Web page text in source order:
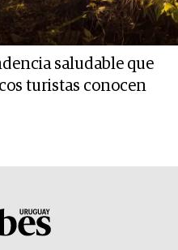
saludable que
turistas conocen